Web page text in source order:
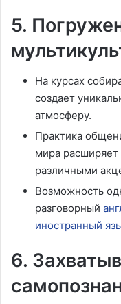
5.
На курсах
создает
атмосферу.
Практика
мира расширяет
различными
Возможность
разговорный
иностранный
6.